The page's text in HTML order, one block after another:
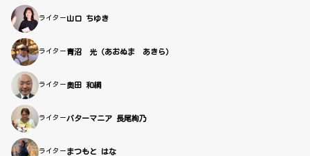
ライター 山口 ちゆき
ライター 青沼 光（あおぬま あきら）
ライター 奥田 和綱
ライター バターマニア 長尾絢乃
ライター まつもと はな